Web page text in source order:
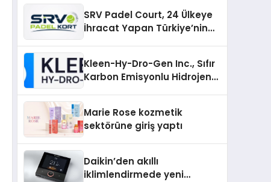
SRV Padel Court, 24 Ülkeye
İhracat Yapan Türkiye’nin
Kleen-Hy-Dro-Gen Inc., Sıfır
Karbon Emisyonlu Hidrojen
Aldı
Marie Rose kozmetik
sektörüne giriş yaptı
Daikin’den akıllı
iklimlendirmede yeni